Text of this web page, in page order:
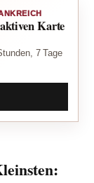
Karte
7 Tage